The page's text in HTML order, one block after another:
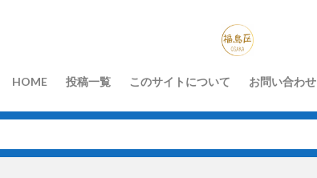
HOME 投稿一覧 このサイトについて お問い合わせ